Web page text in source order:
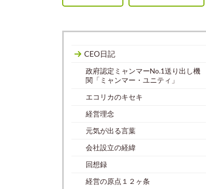
CEO日記
政府認定ミャンマーNo.1送り出し機
関「ミャンマー・ユニティ」
エコリカのキセキ
経営理念
元気が出る言葉
会社設立の経緯
回想録
経営の原点１２ヶ条